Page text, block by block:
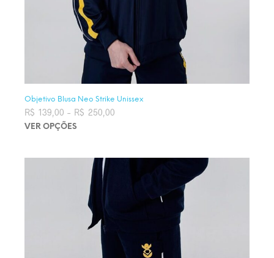
Objetivo Blusa Neo Strike Unissex
R$ 139,00 – R$ 250,00Faixa de preço: R$ 139,00 através
R$ 250,00
VER OPÇÕES